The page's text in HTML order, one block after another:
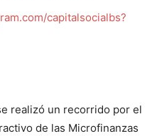
capitalsocialbs?
realizó un recorrido por el
de las Microfinanzas